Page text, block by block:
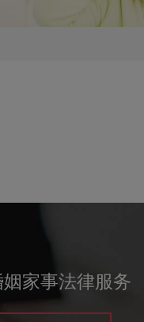
家事法律服务